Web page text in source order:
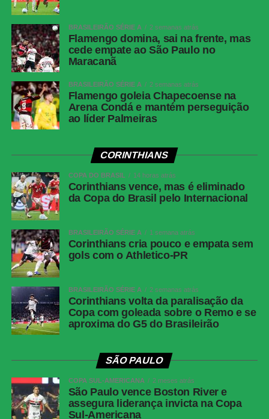
Cartões
Árbitro
Paulo Cesar Zanovelli da Silva (MG)
Assistentes
Nailton Junior de Sousa Oliveira (CE) e
VAR
Paulo Renato Moreira da Silva Coelho (RJ)
Corinthians
Hugo Souza; Pedro Milans, André Ramalho,
Raniele e Matheuzinho; Allan, Matheus Pereira
Zakaria Labyad (Kaio César); Dieguinho (Yuri
Alberto (Rodrigo Garro)) e Lingard. Técnico:
Fernando Diniz.
Athletico-
PR
Santos; Benavídez, Terán (Aguirre) e Arthur
e Mendoza (João Cruz). Técnico: Odair
Hellmann.
Com expulsão polêmica, Santos vence o Remo e
confirma vaga nas quartas da Copa do Brasil
COMENTE ABAIXO:
WhatsApp
Facebook
BRASILEIRÃO SÉRIE A 2 semanas atrás
Flamengo domina, sai na frente, mas
cede empate ao São Paulo no
Maracanã
BRASILEIRÃO SÉRIE A 2 semanas atrás
Flamengo goleia Chapecoense na
Arena Condá e mantém perseguição
ao líder Palmeiras
CORINTHIANS
COPA DO BRASIL 14 horas atrás
Corinthians vence, mas é eliminado
da Copa do Brasil pelo Internacional
BRASILEIRÃO SÉRIE A 1 semana atrás
Corinthians cria pouco e empata sem
gols com o Athletico-PR
BRASILEIRÃO SÉRIE A 2 semanas atrás
Corinthians volta da paralisação da
Copa com goleada sobre o Remo e se
aproxima do G5 do Brasileirão
SÃO PAULO
COPA SUL-AMERICANA 2 meses atrás
São Paulo vence Boston River e
assegura liderança invicta na Copa
Sul-Americana